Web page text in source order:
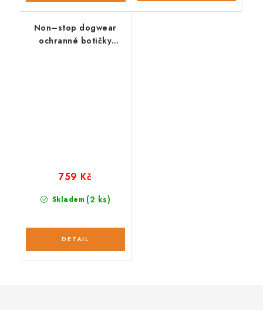
Non–stop dogwear
ochranné botičky
Skladem (2 ks)
759 Kč